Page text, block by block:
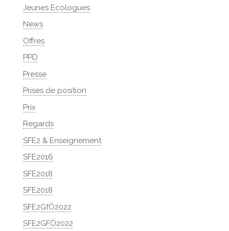
Jeunes Ecologues
News
Offres
PPD
Presse
Prises de position
Prix
Regards
SFE2 & Enseignement
SFE2016
SFE2018
SFE2018
SFE2GfÖ2022
SFE2GFÖ2022